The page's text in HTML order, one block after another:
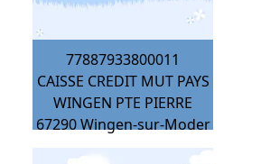
77887933800011
CAISSE CREDIT MUT PAYS
WINGEN PTE PIERRE
67290 Wingen-sur-Moder